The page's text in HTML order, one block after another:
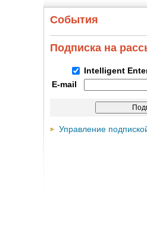
События
Подписка на
Intelligent
E-mail
Управление